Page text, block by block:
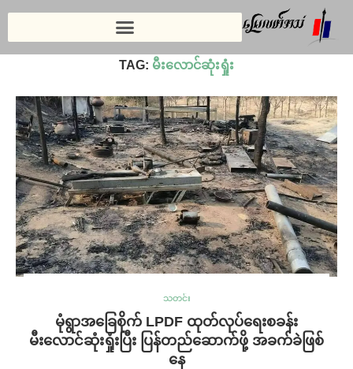
မီးလောင်ဆုံးရှုံး
TAG: မီးလောင်ဆုံးရှုံး
သတင်း
မုံရွာအခြေစိုက် LPDF ထုတ်လုပ်ရေးစခန်း
မီးလောင်ဆုံးရှုံးပြီး ပြန်တည်ဆောက်ဖို့ အခက်ခဲဖြစ်
နေ